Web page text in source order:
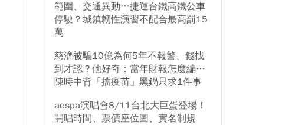
範圍、交通異動…捷運台鐵高鐵公車
停駛？城鎮韌性演習不配合最高罰15
萬
慈濟被騙10億為何5年不報警、錢找
到才認？他好奇：當年財報怎麼編…
陳時中背「擋疫苗」黑鍋只求1件事
aespa演唱會8/11台北大巨蛋登場！
開唱時間、票價座位圖、實名制規